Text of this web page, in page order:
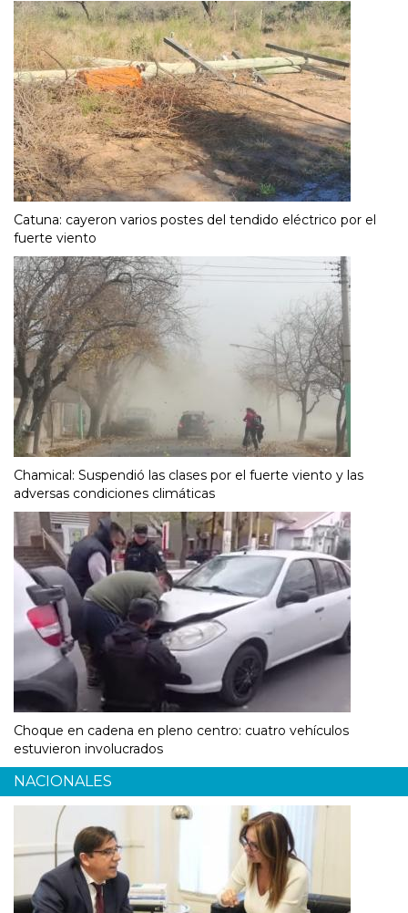
Catuna: cayeron varios postes del tendido eléctrico por el
fuerte viento
Chamical: Suspendió las clases por el fuerte viento y las
adversas condiciones climáticas
Choque en cadena en pleno centro: cuatro vehículos
estuvieron involucrados
NACIONALES